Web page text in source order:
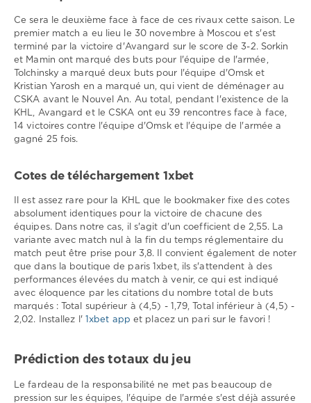
Ce sera le deuxième face à face de ces rivaux cette saison. Le
premier match a eu lieu le 30 novembre à Moscou et s'est
terminé par la victoire d'Avangard sur le score de 3-2. Sorkin
et Mamin ont marqué des buts pour l'équipe de l'armée,
Tolchinsky a marqué deux buts pour l'équipe d'Omsk et
Kristian Yarosh en a marqué un, qui vient de déménager au
CSKA avant le Nouvel An. Au total, pendant l'existence de la
KHL, Avangard et le CSKA ont eu 39 rencontres face à face,
14 victoires contre l'équipe d'Omsk et l'équipe de l'armée a
gagné 25 fois.
Cotes de téléchargement 1xbet
Il est assez rare pour la KHL que le bookmaker fixe des cotes
absolument identiques pour la victoire de chacune des
équipes. Dans notre cas, il s'agit d'un coefficient de 2,55. La
variante avec match nul à la fin du temps réglementaire du
match peut être prise pour 3,8. Il convient également de noter
que dans la boutique de paris 1xbet, ils s'attendent à des
performances élevées du match à venir, ce qui est indiqué
avec éloquence par les citations du nombre total de buts
marqués : Total supérieur à (4,5) - 1,79, Total inférieur à (4,5) -
2,02. Installez l'
1xbet appet placez un pari sur le favori !
Prédiction des totaux du jeu
Le fardeau de la responsabilité ne met pas beaucoup de
pression sur les équipes, l'équipe de l'armée s'est déjà assurée